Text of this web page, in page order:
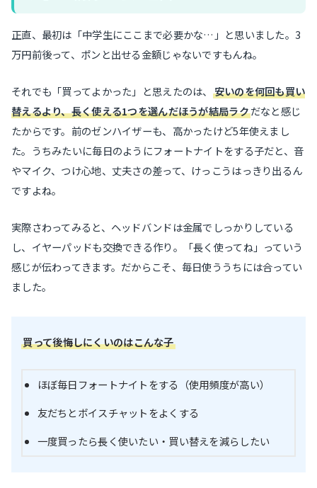
正直、最初は「中学生にここまで必要かな…」と思いました。3
万円前後って、ポンと出せる金額じゃないですもんね。
それでも「買ってよかった」と思えたのは、 安いのを何回も買い
替えるより、長く使える1つを選んだほうが結局ラクだなと感じ
たからです。前のゼンハイザーも、高かったけど5年使えまし
た。うちみたいに毎日のようにフォートナイトをする子だと、音
やマイク、つけ心地、丈夫さの差って、けっこうはっきり出るん
ですよね。
実際さわってみると、ヘッドバンドは金属でしっかりしている
し、イヤーパッドも交換できる作り。「長く使ってね」っていう
感じが伝わってきます。だからこそ、毎日使ううちには合ってい
ました。
買って後悔しにくいのはこんな子
ほぼ毎日フォートナイトをする（使用頻度が高い）
友だちとボイスチャットをよくする
一度買ったら長く使いたい・買い替えを減らしたい